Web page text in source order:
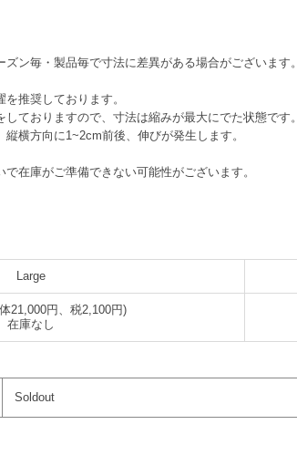
ン毎・製品毎で寸法に差異がある場合がございます。
推奨しております。
ておりますので、寸法は縮みが最大にでた状態です。
横方向に1~2cm前後、伸びが発生します。
在庫がご準備できない可能性がございます。
Large
21,000円、税2,100円)
在庫なし
Soldout